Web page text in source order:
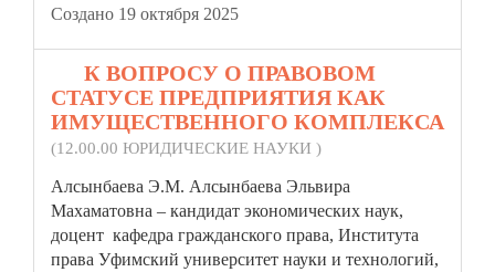
Создано 19 октября 2025
К ВОПРОСУ О ПРАВОВОМ
СТАТУСЕ ПРЕДПРИЯТИЯ КАК
ИМУЩЕСТВЕННОГО КОМПЛЕКСА
(12.00.00 ЮРИДИЧЕСКИЕ НАУКИ )
Алсынбаева Э.М. Алсынбаева Эльвира
Махаматовна – кандидат экономических наук,
доцент кафедра гражданского права, Института
права Уфимский университет науки и технологий,